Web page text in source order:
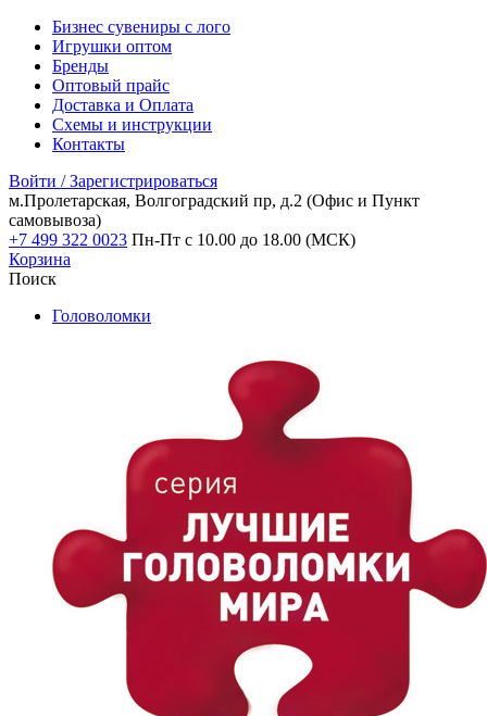
Бизнес сувениры с лого
Игрушки оптом
Бренды
Оптовый прайс
Доставка и Оплата
Схемы и инструкции
Контакты
Войти / Зарегистрироваться
м.Пролетарская, Волгоградский пр, д.2 (Офис и Пункт
самовывоза)
+7 499 322 0023 Пн-Пт с 10.00 до 18.00 (МСК)
Корзина
Поиск
Головоломки